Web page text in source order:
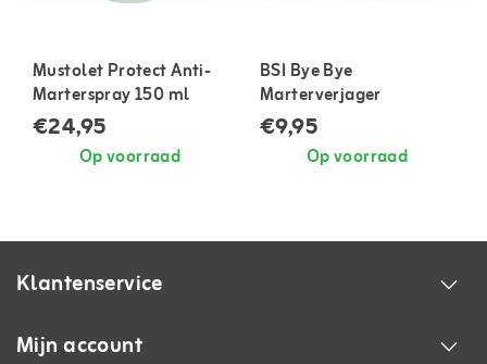
Mustolet Protect Anti-
Marterspray 150 ml
€24,95
Op voorraad
BSI Bye Bye
Marterverjager
€9,95
Op voorraad
Klantenservice
Mijn account